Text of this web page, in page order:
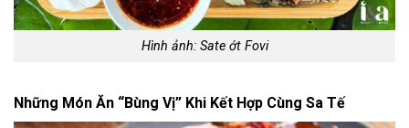
Hình ảnh: Sate ớt Fovi
Những Món Ăn “Bùng Vị” Khi Kết Hợp Cùng Sa Tế